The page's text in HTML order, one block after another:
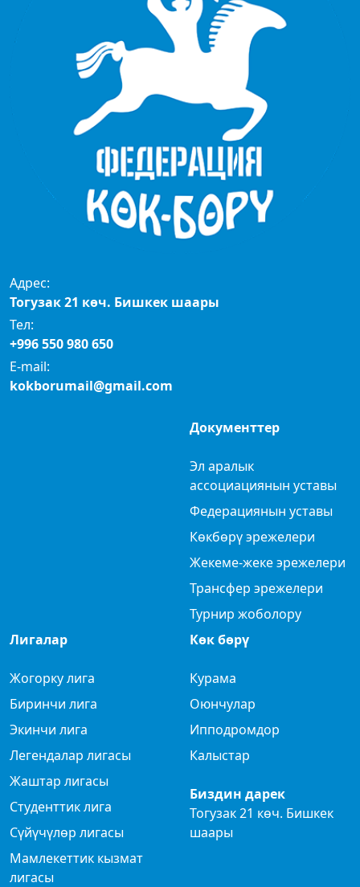
Адрес:
Тогузак 21 көч. Бишкек шаары
Тел:
+996 550 980 650
E-mail:
kokborumail@gmail.com
Документтер
Эл аралык
ассоциациянын уставы
Федерациянын уставы
Көкбөрү эрежелери
Жекеме-жеке эрежелери
Трансфер эрежелери
Турнир жоболору
Лигалар
Жогорку лига
Биринчи лига
Экинчи лига
Легендалар лигасы
Жаштар лигасы
Студенттик лига
Сүйүчүлөр лигасы
Мамлекеттик кызмат
лигасы
Көк бөрү
Курама
Оюнчулар
Ипподромдор
Калыстар
Биздин дарек
Тогузак 21 көч. Бишкек
шаары